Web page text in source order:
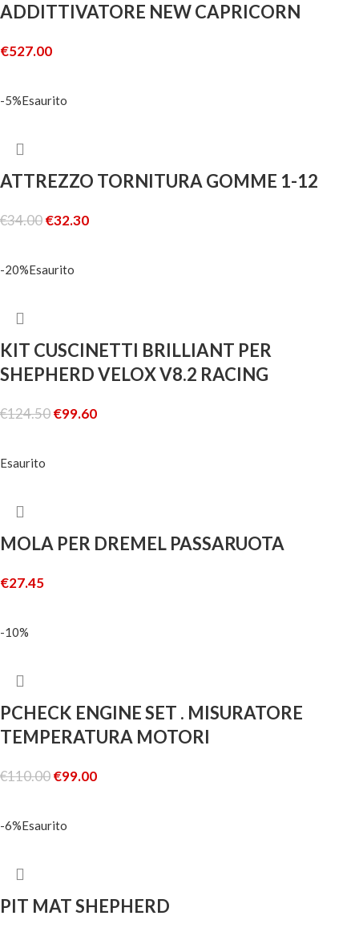
ADDITTIVATORE NEW CAPRICORN
€527.00
-5%Esaurito
ATTREZZO TORNITURA GOMME 1-12
€34.00€32.30
-20%Esaurito
KIT CUSCINETTI BRILLIANT PER
SHEPHERD VELOX V8.2 RACING
€124.50€99.60
Esaurito
MOLA PER DREMEL PASSARUOTA
€27.45
-10%
PCHECK ENGINE SET . MISURATORE
TEMPERATURA MOTORI
€110.00€99.00
-6%Esaurito
PIT MAT SHEPHERD